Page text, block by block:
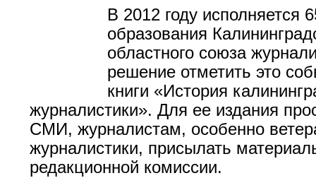
В 2012 году исполняется
образования
областного союза
решение отметить это
книги «История
журналистики». Для ее издания
СМИ, журналистам, особенно
журналистики, присылать
редакционной комиссии.